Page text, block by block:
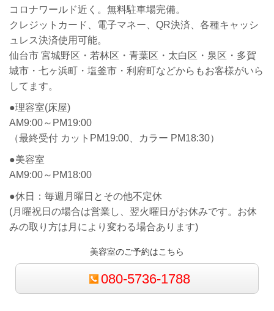
コロナワールド近く。無料駐車場完備。
クレジットカード、電子マネー、QR決済、各種キャッシ
ュレス決済使用可能。
仙台市 宮城野区・若林区・青葉区・太白区・泉区・多賀
城市・七ヶ浜町・塩釜市・利府町などからもお客様がいら
してます。
●理容室(床屋)
AM9:00～PM19:00
（最終受付 カットPM19:00、カラー PM18:30）
●美容室
AM9:00～PM18:00
●休日：毎週月曜日とその他不定休
(月曜祝日の場合は営業し、翌火曜日がお休みです。お休
みの取り方は月により変わる場合あります)
美容室のご予約はこちら
080-5736-1788